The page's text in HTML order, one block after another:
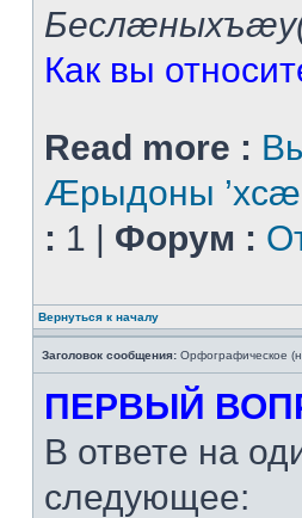
Как вы
Read more :
Æрыдоны
: 1 | Форум :
Вернуться к началу
Заголовок сообщения: Орфографическое
ПЕРВЫЙ
В ответе на
следующее: